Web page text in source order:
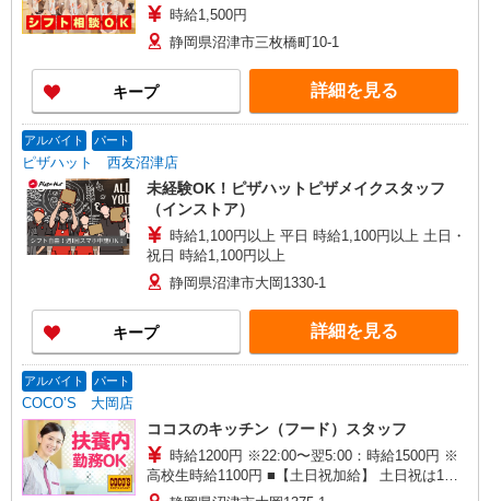
時給1,500円
静岡県沼津市三枚橋町10-1
キープ 詳細を見る
アルバイト パート
ピザハット 西友沼津店
未経験OK！ピザハットピザメイクスタッフ
（インストア）
時給1,100円以上 平日 時給1,100円以上 土日・
祝日 時給1,100円以上
静岡県沼津市大岡1330-1
キープ 詳細を見る
アルバイト パート
COCO’S 大岡店
ココスのキッチン（フード）スタッフ
時給1200円 ※22:00〜翌5:00：時給1500円 ※
高校生時給1100円 ■【土日祝加給】 土日祝は1時
間当たり＋100円 ■特別手当 早朝手当（5:00〜